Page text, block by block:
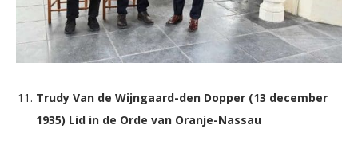
Trudy Van de Wijngaard-den Dopper (13 december
1935) Lid in de Orde van Oranje-Nassau